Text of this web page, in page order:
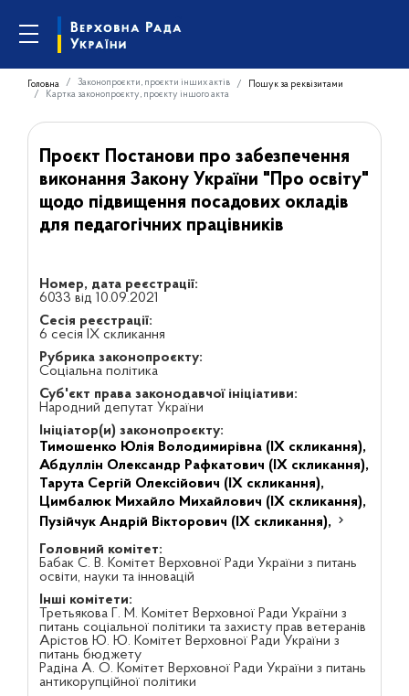
Головна Законопроєкти, проєкти інших актів
Пошук за реквізитами
Картка законопроєкту, проєкту іншого акта
Проєкт Постанови про забезпечення
виконання Закону України "Про освіту"
щодо підвищення посадових окладів
для педагогічних працівників
Номер, дата реєстрації:
6033 від 10.09.2021
Сесія реєстрації:
6 сесія IX скликання
Рубрика законопроєкту:
Соціальна політика
Суб'єкт права законодавчої ініціативи:
Народний депутат України
Ініціатор(и) законопроєкту:
Тимошенко Юлія Володимирівна (IX скликання),
Абдуллін Олександр Рафкатович (IX скликання),
Тарута Сергій Олексійович (IX скликання),
Цимбалюк Михайло Михайлович (IX скликання),
Пузійчук Андрій Вікторович (IX скликання),
Головний комітет:
Бабак С. В. Комітет Верховної Ради України з питань
освіти, науки та інновацій
Інші комітети:
Третьякова Г. М. Комітет Верховної Ради України з
питань соціальної політики та захисту прав ветеранів
Арістов Ю. Ю. Комітет Верховної Ради України з
питань бюджету
Радіна А. О. Комітет Верховної Ради України з питань
антикорупційної політики